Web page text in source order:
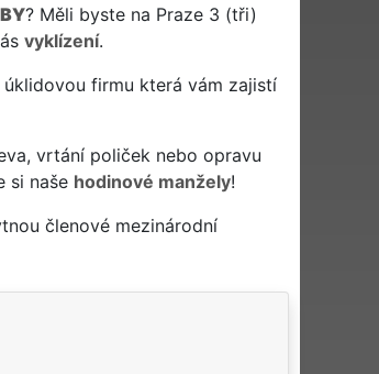
? Měli byste na Praze 3 (tři)
vyklízení.
firmu která vám zajistí
vrtání poliček nebo opravu
si naše hodinové manžely!
členové mezinárodní